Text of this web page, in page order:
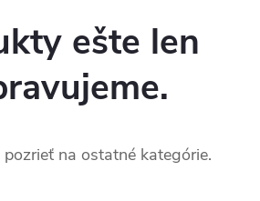
ešte len
na ostatné kategórie.